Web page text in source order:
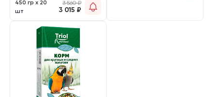
450 гр х 20
шт
3 560₽
3 015 ₽